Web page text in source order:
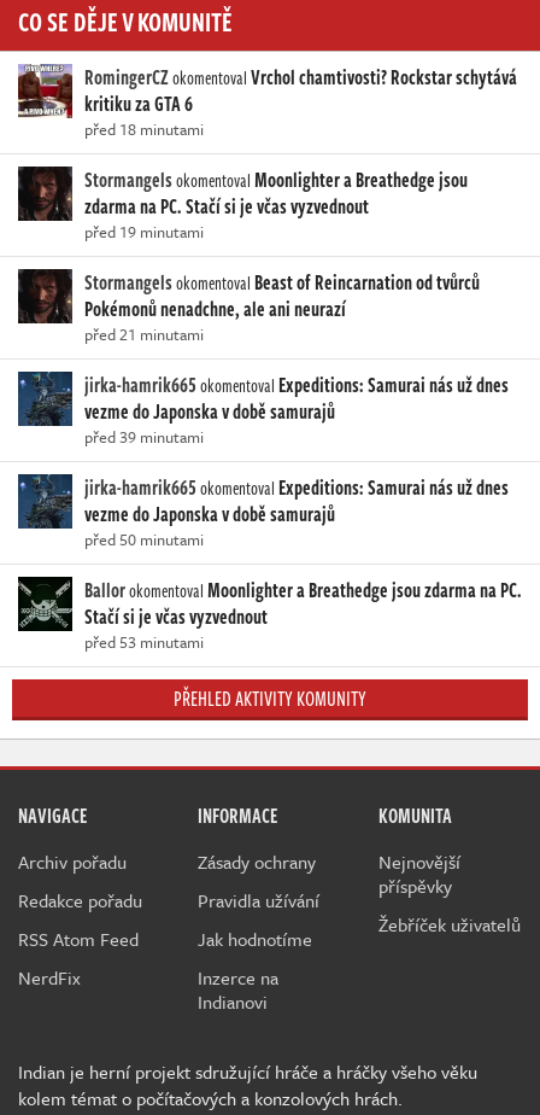
CO SE DĚJE V KOMUNITĚ
RomingerCZokomentovalVrchol chamtivosti? Rockstar schytává
kritiku za GTA 6
před 18 minutami
StormangelsokomentovalMoonlighter a Breathedge jsou
zdarma na PC. Stačí si je včas vyzvednout
před 19 minutami
Stormangelsokomentoval Beast of Reincarnation od tvůrců
Pokémonů nenadchne, ale ani neurazí
před 21 minutami
jirka-hamrik665okomentoval Expeditions: Samurai nás už dnes
vezme do Japonska v době samurajů
před 39 minutami
jirka-hamrik665okomentoval Expeditions: Samurai nás už dnes
vezme do Japonska v době samurajů
před 50 minutami
BallorokomentovalMoonlighter a Breathedge jsou zdarma na PC.
Stačí si je včas vyzvednout
před 53 minutami
PŘEHLED AKTIVITY KOMUNITY
NAVIGACE
Archiv pořadu
Redakce pořadu
RSS Atom Feed
NerdFix
INFORMACE
Zásady ochrany
Pravidla užívání
Jak hodnotíme
Inzerce na
Indianovi
KOMUNITA
Nejnovější
příspěvky
Žebříček uživatelů
Indian je herní projekt sdružující hráče a hráčky všeho věku
kolem témat o počítačových a konzolových hrách.